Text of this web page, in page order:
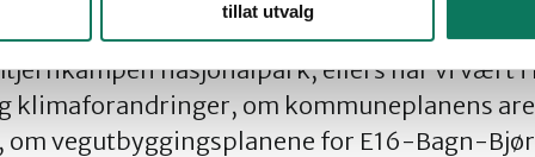
tillat utvalg
med årsmøteuttalelse, leserinnlegg og
nasjonalpark, ellers har vi vært i
klimaforandringer, om kommuneplanens
om vegutbyggingsplanene for E16-Bagn-